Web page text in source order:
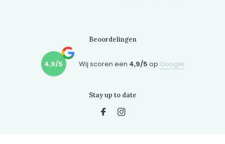
Beoordelingen
4,9/5 Wij scoren een 4,9/5 op Google
Stay up to date